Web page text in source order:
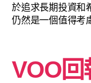
於追求長期投資和
仍然是一個值得考
VOO回